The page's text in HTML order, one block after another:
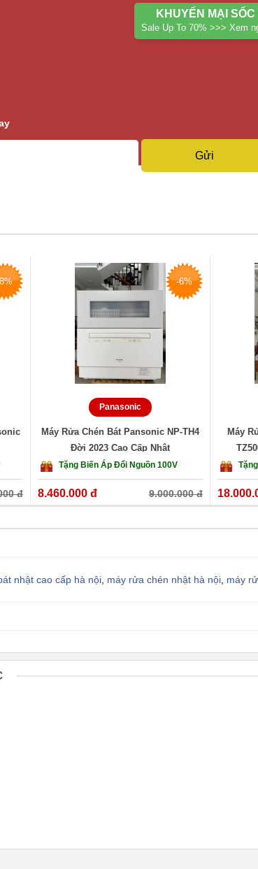
KHUYẾN MẠI SỐC
Sale Up To 70% >>> Xem
đ
-6%
Panasonic
Máy Rửa Chén Bát Pansonic NP-TH4
Đời 2023 Cao Cấp Nhật
Tặng Biến Áp Đổi Nguồn 100V
8.460.000 đ 9.000.000 đ
Máy
nhật cao cấp hà nội máy rửa chén nhật hà nội máy